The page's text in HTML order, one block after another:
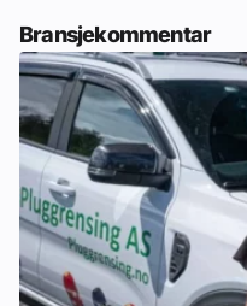
Bransjekommentar